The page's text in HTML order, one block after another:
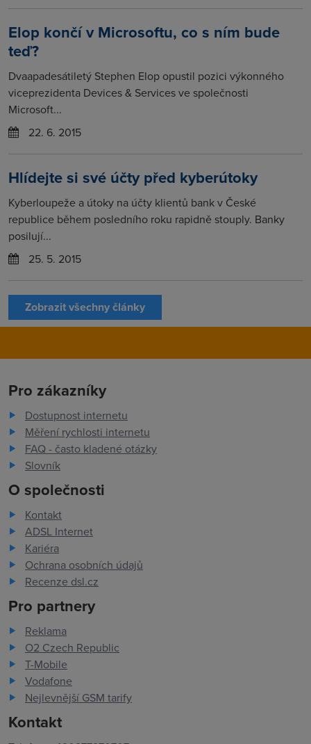
Elop končí v Microsoftu, co s ním bude
teď?
Dvaapadesátiletý Stephen Elop opustil pozici výkonného
viceprezidenta Devices & Services ve společnosti
Microsoft...
22. 6. 2015
Hlídejte si své účty před kyberútoky
Kyberloupeže a útoky na účty klientů bank v České
republice během posledního roku rapidně stouply. Banky
posilují...
25. 5. 2015
Zobrazit všechny články
Pro zákazníky
Dostupnost internetu
Měření rychlosti internetu
FAQ - často kladené otázky
Slovník
O společnosti
Kontakt
ADSL Internet
Kariéra
Ochrana osobních údajů
Recenze dsl.cz
Pro partnery
Reklama
O2 Czech Republic
T-Mobile
Vodafone
Nejlevnější GSM tarify
Kontakt